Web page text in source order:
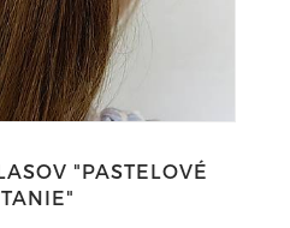
"PASTELOVÉ